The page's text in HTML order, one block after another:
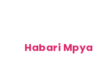
Habari Mpya